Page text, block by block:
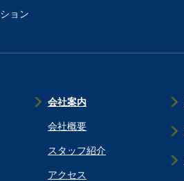
ョン
会社案内
会社概要
スタッフ紹介
アクセス